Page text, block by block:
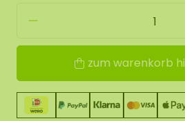
zum warenkorb